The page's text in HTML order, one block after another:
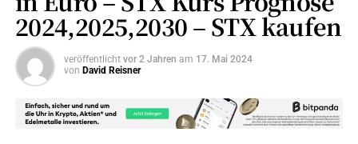
2024,2025,2030 – STX kaufen
veröffentlicht vor 2 Jahren am 17. Mai 2024
von David Reisner